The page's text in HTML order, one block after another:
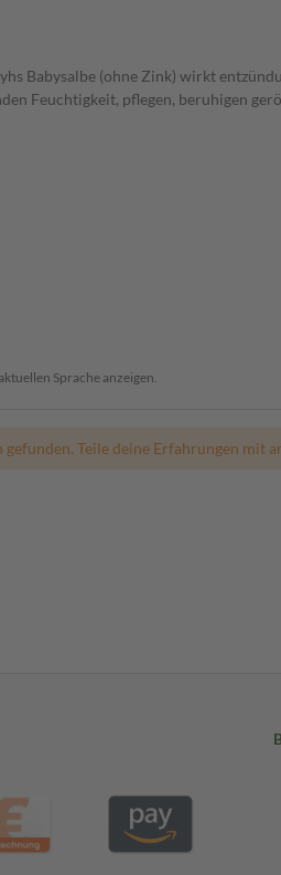
Babysalbe (ohne Zink) wirkt
Feuchtigkeit, pflegen, beruhigen
Sprache anzeigen.
gefunden. Teile deine Erfahrungen mit